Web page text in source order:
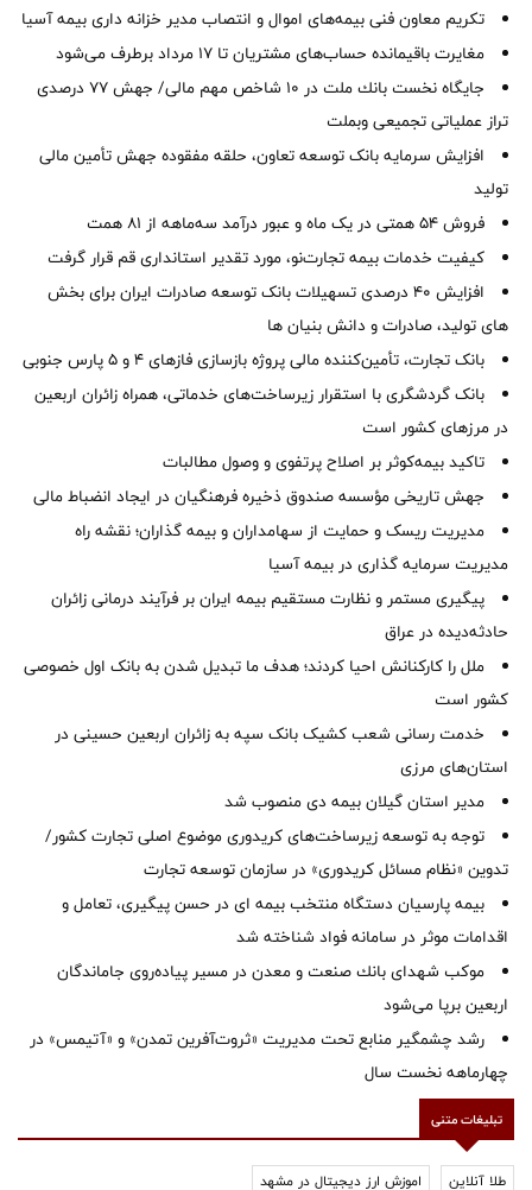
تکریم معاون فنی بیمه‌های اموال و انتصاب مدیر خزانه داری بیمه آسیا
مغایرت‌ باقیمانده حساب‌های مشتریان تا ۱۷ مرداد برطرف می‌شود
جایگاه نخست بانك ملت در 10 شاخص مهم مالی/ جهش 77 درصدی
تراز عملیاتی تجمیعی وبملت
افزایش سرمایه بانک توسعه تعاون، حلقه مفقوده جهش تأمین مالی
تولید
فروش 54 همتی در یک ماه و عبور درآمد سه‌ماهه از 81 همت
کیفیت خدمات بیمه تجارت‌نو، مورد تقدیر استانداری قم قرار گرفت
افزایش 40 درصدی تسهیلات بانک توسعه صادرات ایران برای بخش
های تولید، صادرات و دانش بنیان ها
بانک تجارت، تأمین‌کننده مالی پروژه بازسازی فازهای ۴ و ۵ پارس جنوبی
بانک گردشگری با استقرار زیرساخت‌های خدماتی، همراه زائران اربعین
در مرزهای کشور است
تاکید بیمه‌کوثر بر اصلاح پرتفوی و وصول مطالبات ‌
جهش تاریخی مؤسسه صندوق ذخیره فرهنگیان در ایجاد انضباط مالی
مدیریت ریسک و حمایت از سهامداران و بیمه گذاران؛ نقشه راه
مدیریت سرمایه گذاری در بیمه آسیا
پیگیری مستمر و نظارت مستقیم بیمه ایران بر فرآیند درمانی زائران
حادثه‌دیده در عراق
ملل را کارکنانش احیا کردند؛ هدف ما تبدیل شدن به بانک اول خصوصی
کشور است
خدمت رسانی شعب کشیک بانک سپه به زائران اربعین حسینی در
استان‌‌های مرزی
‌مدیر استان گیلان بیمه دی منصوب شد
توجه به توسعه زیرساخت‌های کریدوری موضوع اصلی تجارت کشور/
تدوین «نظام مسائل کریدوری» در سازمان توسعه تجارت
بیمه پارسیان دستگاه منتخب بیمه ای در حسن پیگیری، تعامل و
اقدامات موثر در سامانه فواد شناخته شد
موكب شهدای بانك صنعت و معدن در مسیر پیاده‌روی جاماندگان
اربعین برپا می‌شود
رشد چشمگیر منابع تحت مدیریت «ثروت‌آفرین تمدن» و «آتیمس» در
چهارماهه نخست سال
تبلیغات متنی
طلا آنلاین اموزش ارز دیجیتال در مشهد